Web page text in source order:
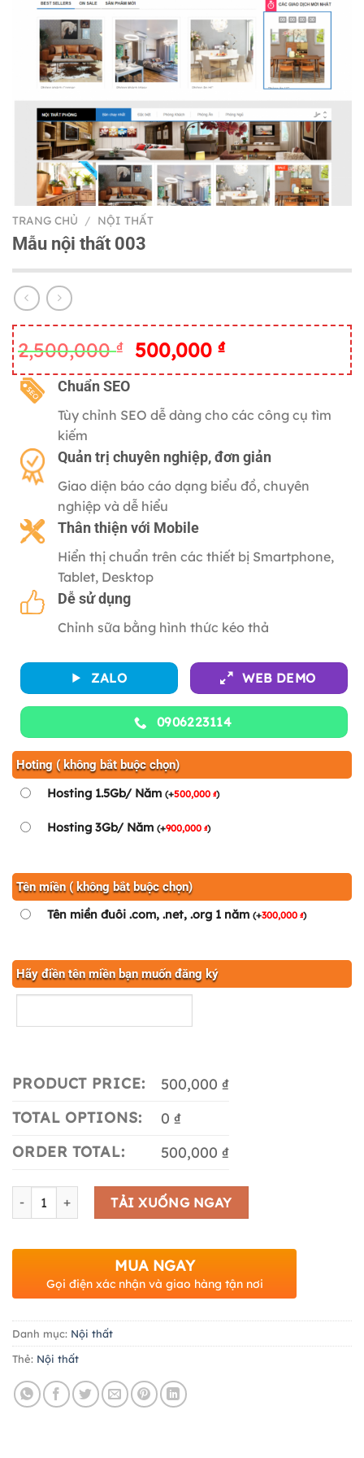
TRANG CHỦ / NỘI THẤT
Mẫu nội thất 003
2,500,000₫
Giá
gốc
2,500,000 ₫.
500,000₫Giá
hiện
là:
500,000 ₫.
Chuẩn SEO
Tùy chỉnh SEO dễ dàng cho các công cụ tìm
kiếm
Quản trị chuyên nghiệp, đơn giản
Giao diện báo cáo dạng biểu đồ, chuyên
nghiệp và dễ hiểu
Thân thiện với Mobile
Hiển thị chuẩn trên các thiết bị Smartphone,
Tablet, Desktop
Dễ sử dụng
Chỉnh sữa bằng hình thức kéo thả
ZALO WEB DEMO
0906223114
Hoting ( không bắt buộc chọn)
Hosting 1.5Gb/ Năm (+500,000 ₫)
Hosting 3Gb/ Năm (+900,000 ₫)
Tên miền ( không bắt buộc chọn)
Tên miền đuôi .com, .net, .org 1 năm (+300,000 ₫)
Hãy điền tên miền bạn muốn đăng ký
PRODUCT PRICE:
500,000 ₫
TOTAL OPTIONS:
0 ₫
ORDER TOTAL:
500,000 ₫
Số lượng TẢI XUỐNG NGAY
MUA NGAY
Gọi điện xác nhận và giao hàng tận nơi
Danh mục: Nội thất
Thẻ: Nội thất